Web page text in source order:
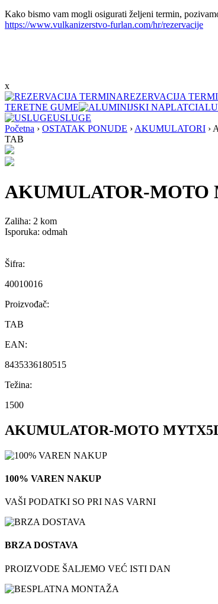
Kako bismo vam mogli osigurati željeni termin,
https://www.vulkanizerstvo-furlan.com/hr/rezervacije
x
REZERVACIJA
TERETNE GUME
USLUGE
Početna › OSTATAK PONUDE › AKUMULATORI ›
TAB
AKUMULATOR-MOTO
Zaliha: 2 kom
Isporuka: odmah
Šifra:
40010016
Proizvođač:
TAB
EAN:
8435336180515
Težina:
1500
AKUMULATOR-MOTO
100% VAREN NAKUP
VAŠI PODATKI SO PRI NAS VARNI
BRZA DOSTAVA
PROIZVODE ŠALJEMO VEĆ ISTI DAN